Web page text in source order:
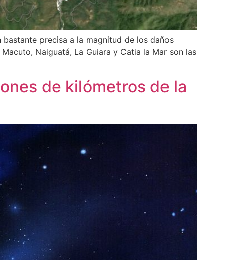
precisa a la magnitud de los daños
Naiguatá, La Guiara y Catia la Mar son las
de kilómetros de la